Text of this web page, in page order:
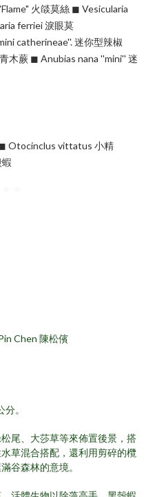
火燄莫絲 ◼︎ Vesicularia
ferriei 淚眼莫
catherineae''. 迷你型辣椒
木蕨 ◼︎ Anubias nana ''mini'' 迷
Otocinclus vittatus 小精
Chen 陳松儐
。
尾、大莎草等來佈置後景，搭
草混合搭配，還利用剪碎的欖
谷森林的意境。